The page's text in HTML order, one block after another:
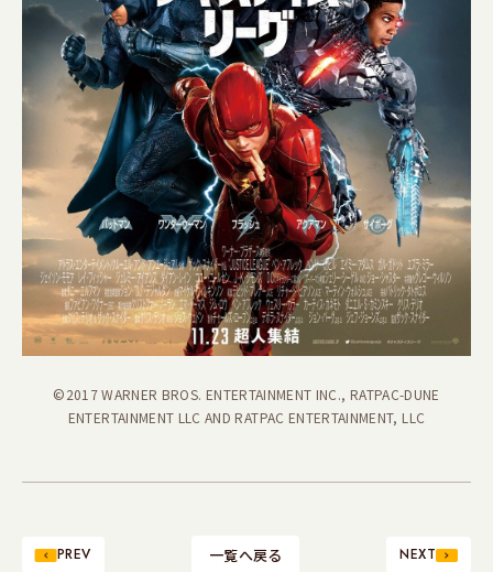
©2017 WARNER BROS. ENTERTAINMENT INC., RATPAC-DUNE
ENTERTAINMENT LLC AND RATPAC ENTERTAINMENT, LLC
PREV 一覧へ戻る NEXT